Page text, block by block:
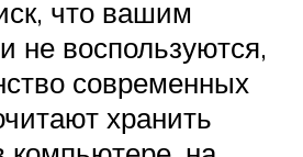
что вашим
не воспользуются,
современных
хранить